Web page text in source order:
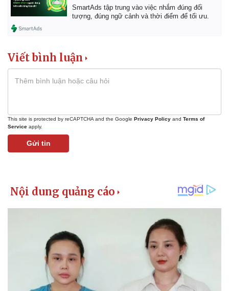
Kinh tế
Bất động sản
Khởi nghiệp
Thị trường
Giá cà phê
SmartAds tập trung vào việc nhắm đúng đối
tượng, đúng ngữ cảnh và thời điểm để tối ưu.
Viết bình luận
This site is protected by reCAPTCHA and the Google Privacy Policy and Terms of
Service apply.
Gửi tin